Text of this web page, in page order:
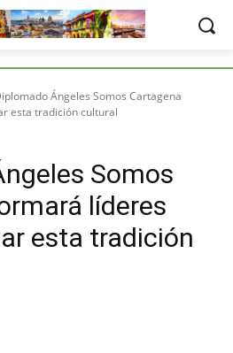
Ángeles Somos Cartagena
esta tradición cultural
Somos
líderes
esta tradición